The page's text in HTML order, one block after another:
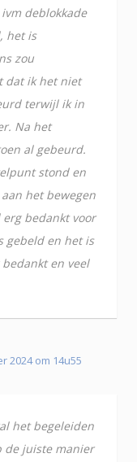
deblokkade
het is
zou
dat ik het niet
terwijl ik in
Na het
al gebeurd.
stond en
het bewegen
erg bedankt voor
gebeld en het is
en veel
2024 om 14u55
het begeleiden
de juiste manier